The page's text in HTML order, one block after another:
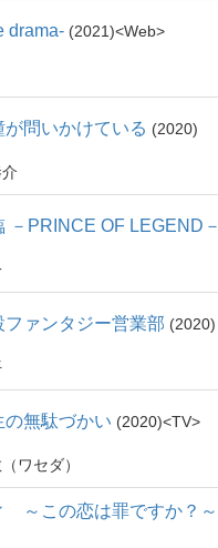
drama- 2021 Web
が問いかけている 2020
－PRINCE OF LEGEND－
ファンタジー営業部 2020
の無駄づかい 2020 TV
ワセダ）
～この恋は罪ですか？～